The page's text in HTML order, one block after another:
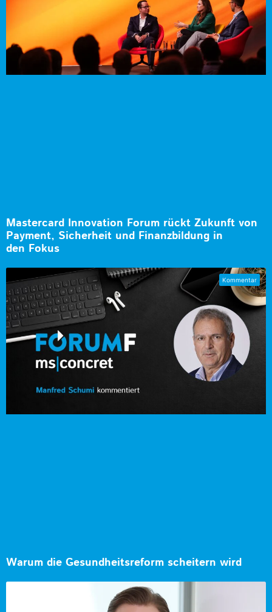
Mastercard Innovation Forum rückt Zukunft von
Payment, Sicherheit und Finanzbildung in
den Fokus
Warum die Gesundheitsreform scheitern wird